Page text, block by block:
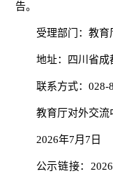
告。
受理部门：教
地址：四川省成
联系方式：028-
教育厅对外交流
2026年7月7日
公示链接：